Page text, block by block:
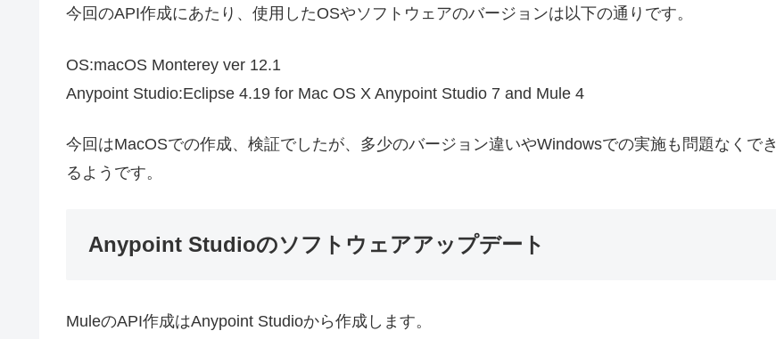
今回のAPI作成にあたり、使用したOSやソフトウェアのバージョンは以下の通りです。
OS:macOS Monterey ver 12.1
Anypoint Studio:Eclipse 4.19 for Mac OS X Anypoint Studio 7 and Mule 4
今回はMacOSでの作成、検証でしたが、多少のバージョン違いやWindowsでの実施も問題なくでき
るようです。
Anypoint Studioのソフトウェアアップデート
MuleのAPI作成はAnypoint Studioから作成します。